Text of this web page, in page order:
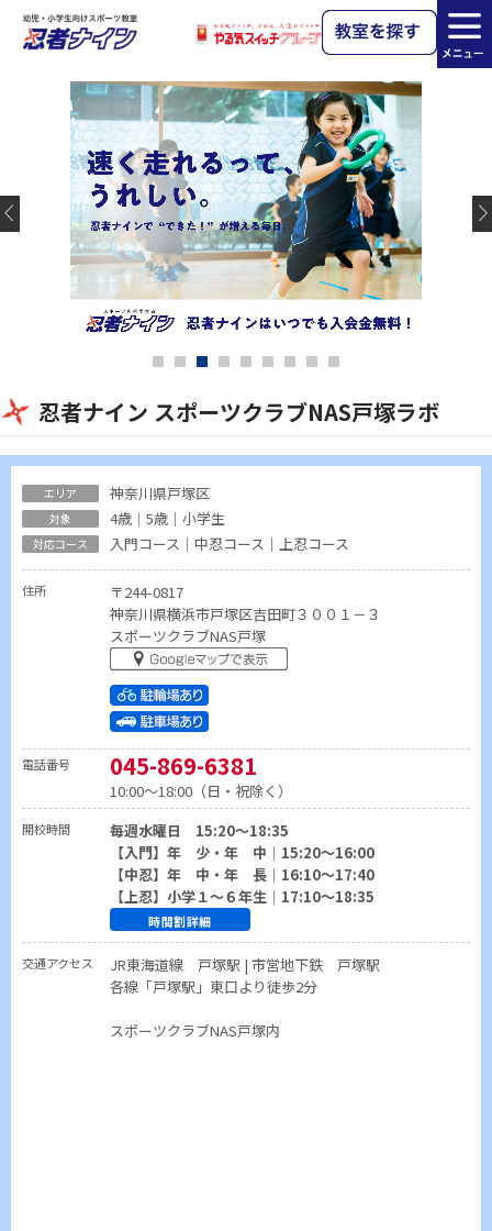
忍者ナイン スポーツクラブNAS戸塚ラボ
神奈川県戸塚区
4歳｜5歳｜小学生
入門コース｜中忍コース｜上忍コース
住所
〒244-0817
神奈川県横浜市戸塚区吉田町３００１－３
スポーツクラブNAS戸塚
電話番号 045-869-6381
10:00～18:00（日・祝除く）
開校時間
毎週水曜日 15:20～18:35
【入門】年 少・年 中｜15:20～16:00
【中忍】年 中・年 長｜16:10～17:40
【上忍】小学１～６年生｜17:10～18:35
時間割詳細
交通アクセス
JR東海道線 戸塚駅 | 市営地下鉄 戸塚駅
各線「戸塚駅」東口より徒歩2分
スポーツクラブNAS戸塚内